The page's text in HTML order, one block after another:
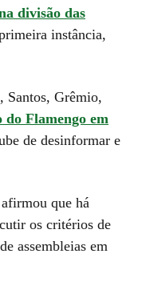
divisão das
instância,
Santos, Grêmio,
Flamengo em
de desinformar e
que há
os critérios de
assembleias em